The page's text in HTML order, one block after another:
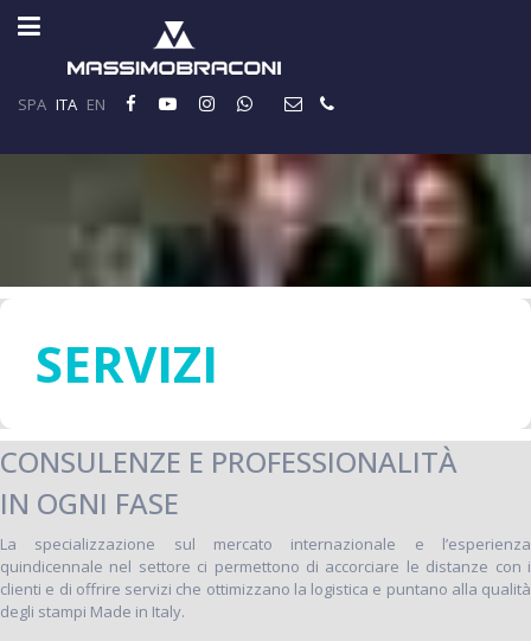
SPA ITA EN
SERVIZI
CONSULENZE E PROFESSIONALITÀ
IN OGNI FASE
La specializzazione sul mercato internazionale e l’esperienza
quindicennale nel settore ci permettono di accorciare le distanze con i
clienti e di offrire servizi che ottimizzano la logistica e puntano alla qualità
degli stampi Made in Italy.